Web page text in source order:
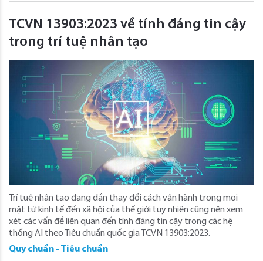
TCVN 13903:2023 về tính đáng tin cậy
trong trí tuệ nhân tạo
Trí tuệ nhân tạo đang dần thay đổi cách vận hành trong mọi
mặt từ kinh tế đến xã hội của thế giới tuy nhiên cũng nên xem
xét các vấn đề liên quan đến tính đáng tin cậy trong các hệ
thống AI theo Tiêu chuẩn quốc gia TCVN 13903:2023.
Quy chuẩn - Tiêu chuẩn